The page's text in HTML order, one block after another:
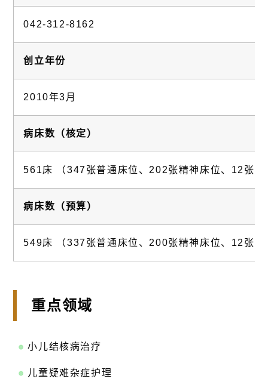
042-312-8162
创立年份
2010年3月
病床数（核定）
561床 （347张普通床位、202张精神床位、12张结
病床数（预算）
549床 （337张普通床位、200张精神床位、12张结
重点领域
小儿结核病治疗
儿童疑难杂症护理